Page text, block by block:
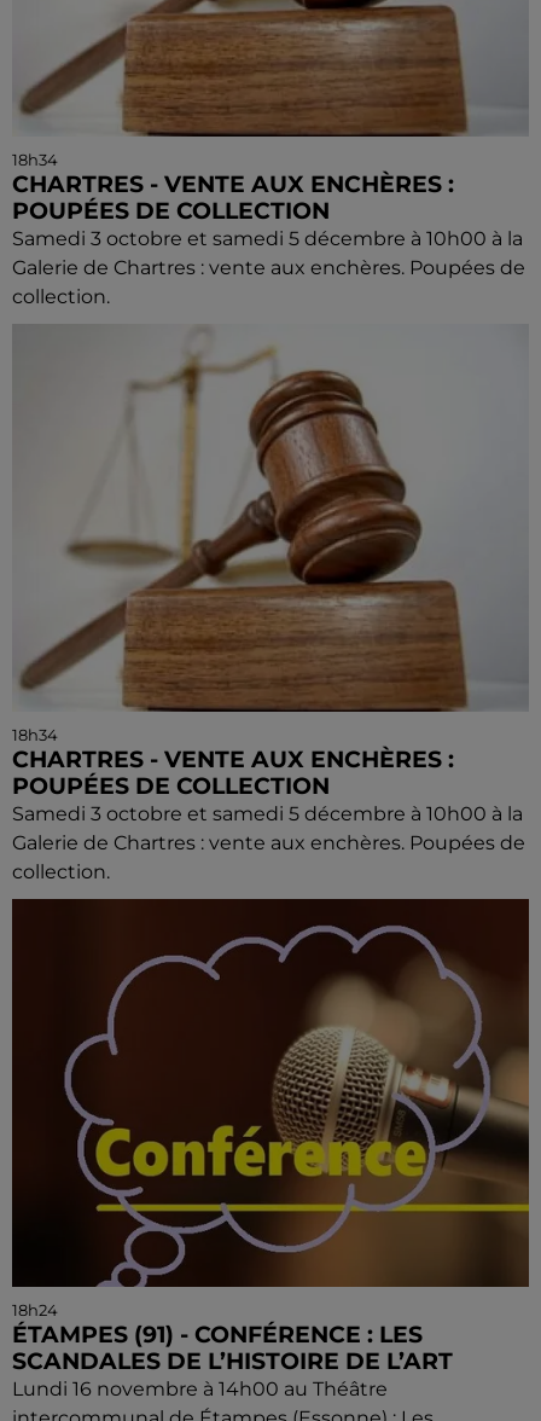
18h34
CHARTRES - VENTE AUX ENCHÈRES :
POUPÉES DE COLLECTION
Samedi 3 octobre et samedi 5 décembre à 10h00 à la
Galerie de Chartres : vente aux enchères. Poupées de
collection.
18h34
CHARTRES - VENTE AUX ENCHÈRES :
POUPÉES DE COLLECTION
Samedi 3 octobre et samedi 5 décembre à 10h00 à la
Galerie de Chartres : vente aux enchères. Poupées de
collection.
18h24
ÉTAMPES (91) - CONFÉRENCE : LES
SCANDALES DE L’HISTOIRE DE L’ART
Lundi 16 novembre à 14h00 au Théâtre